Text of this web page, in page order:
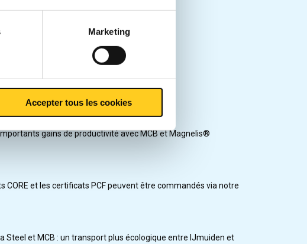
Marketing
Accepter tous les cookies
fériés
gains de productivité avec MCB et Magnelis®
CORE et les certificats PCF peuvent être commandés via notre
Steel et MCB : un transport plus écologique entre IJmuiden et